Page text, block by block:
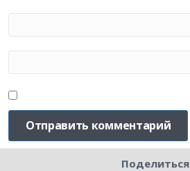
Поделиться